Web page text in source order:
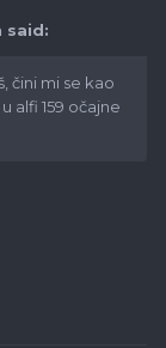
said:
čini mi se kao
alfi 159 očajne